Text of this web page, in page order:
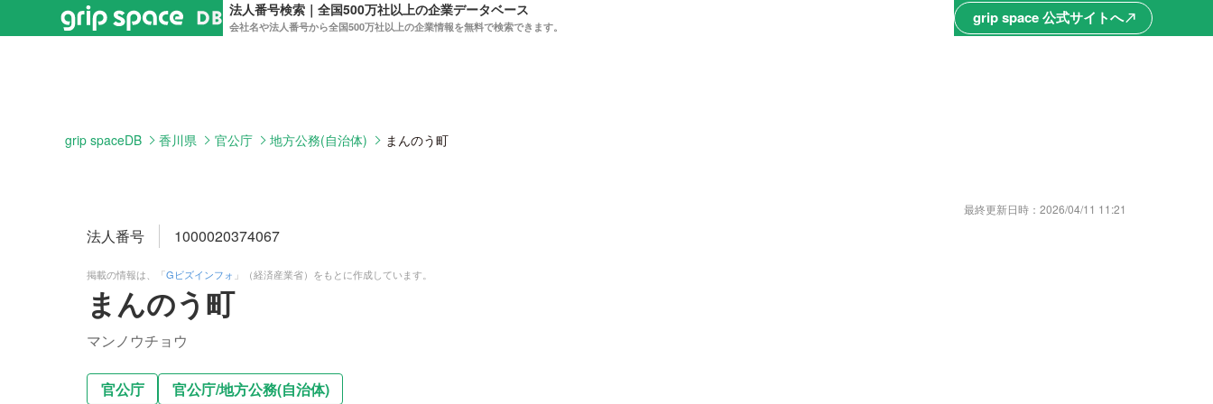
法人番号検索｜全国500万社以上の企業データベース
会社名や法人番号から全国500万社以上の企業情報を無料で検索できます。 grip space 公式サイトへnorth_east
grip spaceDB 香川県 官公庁 地方公務(自治体) まんのう町
最終更新日時： 2026/04/11 11:21
法人番号 1000020374067
掲載の情報は、「Gビズインフォ 」（経済産業省）をもとに作成しています。
まんのう町
マンノウチョウ
官公庁 官公庁/地方公務(自治体)